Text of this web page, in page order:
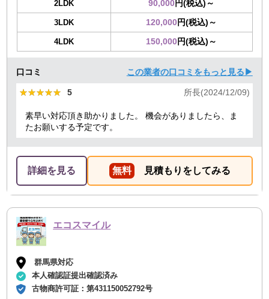
2LDK 90,000円(税込)～
3LDK 120,000円(税込)～
4LDK 150,000円(税込)～
口コミ この業者の口コミをもっと見る▶
★★★★★
★★★★★ 5 所長(2024/12/09)
素早い対応頂き助かりました。 機会がありましたら、ま
たお願いする予定です。
詳細を見る 無料 見積もりをしてみる
エコスマイル
群馬県対応
本人確認証提出確認済み
古物商許可証：第431150052792号